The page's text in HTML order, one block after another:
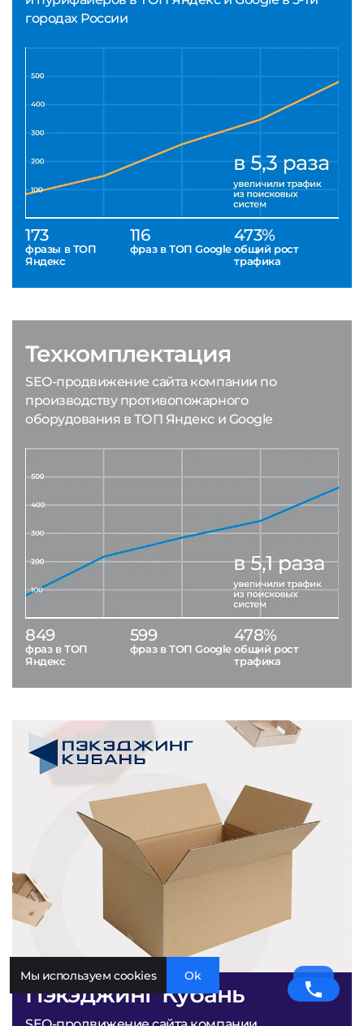
городах России
173
фразы в ТОП
Яндекс
116
фраз в ТОП Google
473%
общий рост
трафика
Пэкэджинг Кубань
Техкомплектация
SEO-продвижение сайта компании по
производству противопожарного
оборудования в ТОП Яндекс и Google
849
фраз в ТОП
Яндекс
599
фраз в ТОП Google
478%
общий рост
трафика
Мы используем cookies Ok